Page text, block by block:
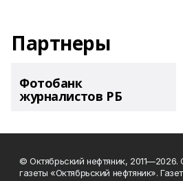
Партнеры
Фотобанк
журналистов РБ
© Октябрьский нефтяник, 2011—2026.
газеты «Октябрьский нефтяник».